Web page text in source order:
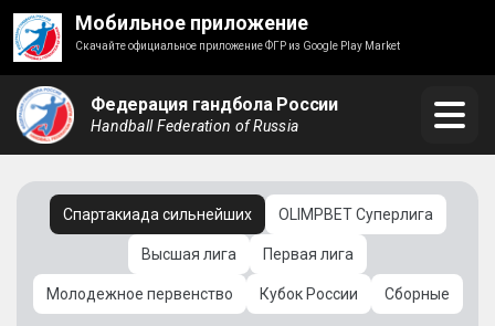
Мобильное приложение
Скачайте официальное приложение ФГР из Google Play Market
Федерация гандбола России
Handball Federation of Russia
Спартакиада сильнейших OLIMPBET Суперлига
Высшая лига Первая лига
Молодежное первенство Кубок России Сборные